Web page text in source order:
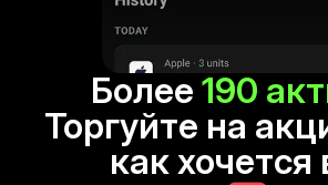
Более 190
Торгуйте на
как хочется